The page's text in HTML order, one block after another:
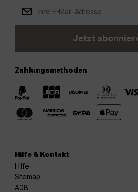
Jetzt
Zahlungsmethoden
Hilfe & Kontakt
Hilfe
Sitemap
AGB